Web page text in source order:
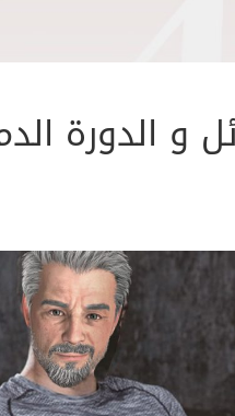
و الدورة